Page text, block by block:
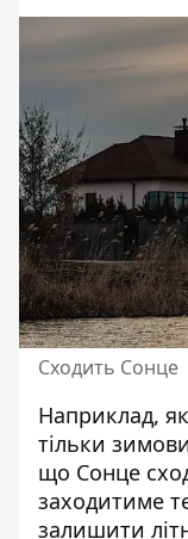
Сходить Сонце
Наприклад,
тільки
що Сонце
заходитиме
залишити